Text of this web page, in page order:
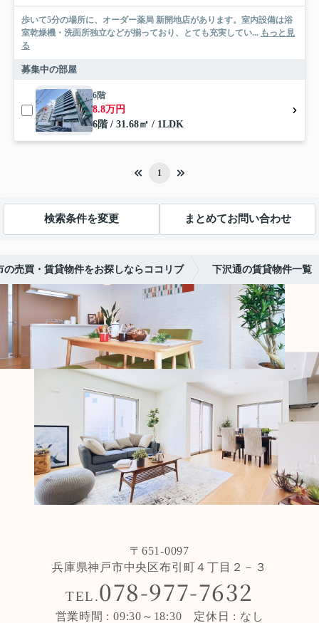
歩いて5分の場所に、オーダー薬局 新開地店があります。室内設備は浴
室乾燥機・洗面所独立などが揃っており、とても充実してい... もっと見
る
募集中の部屋
6階
8.8万円
6階 / 31.68㎡ / 1LDK
1
検索条件を変更 まとめてお問い合わせ
の売買・賃貸物件をお探しならココリブ 下沢通の賃貸物件一覧
〒651-0097
兵庫県神戸市中央区布引町４丁目２－３
TEL.078-977-7632
営業時間 : 09:30～18:30 定休日 : なし